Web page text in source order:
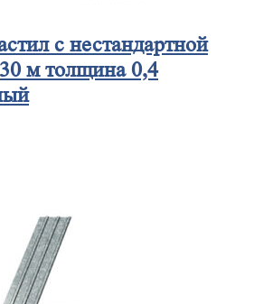
с нестандартной
м толщина 0,4